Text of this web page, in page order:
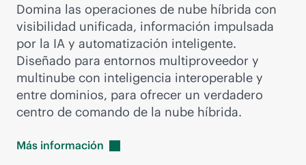
Domina las operaciones de nube híbrida con
visibilidad unificada, información impulsada
por la IA y automatización inteligente.
Diseñado para entornos multiproveedor y
multinube con inteligencia interoperable y
entre dominios, para ofrecer un verdadero
centro de comando de la nube híbrida.
Más información